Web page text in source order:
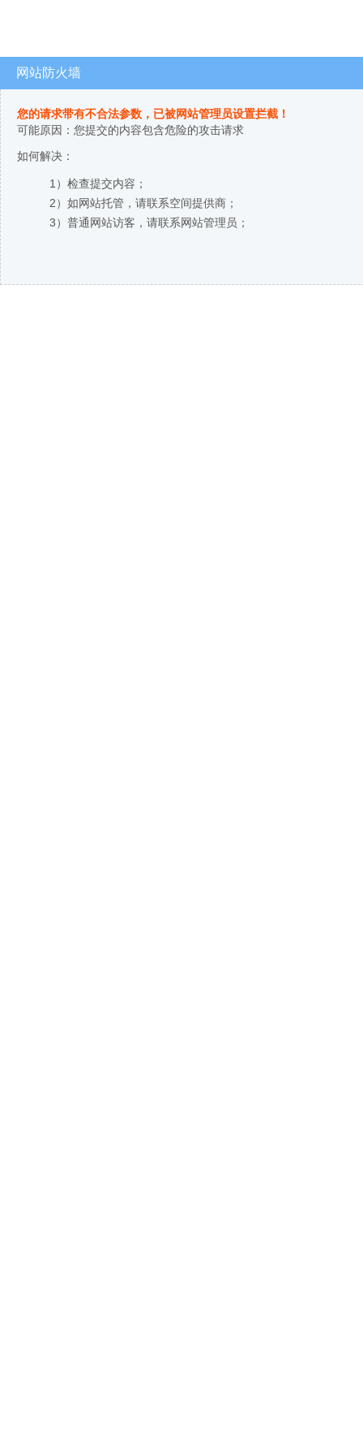
网站防火墙
您的请求带有不合法参数，已被网站管理员设置拦截！
可能原因：您提交的内容包含危险的攻击请求
如何解决：
1）检查提交内容；
2）如网站托管，请联系空间提供商；
3）普通网站访客，请联系网站管理员；